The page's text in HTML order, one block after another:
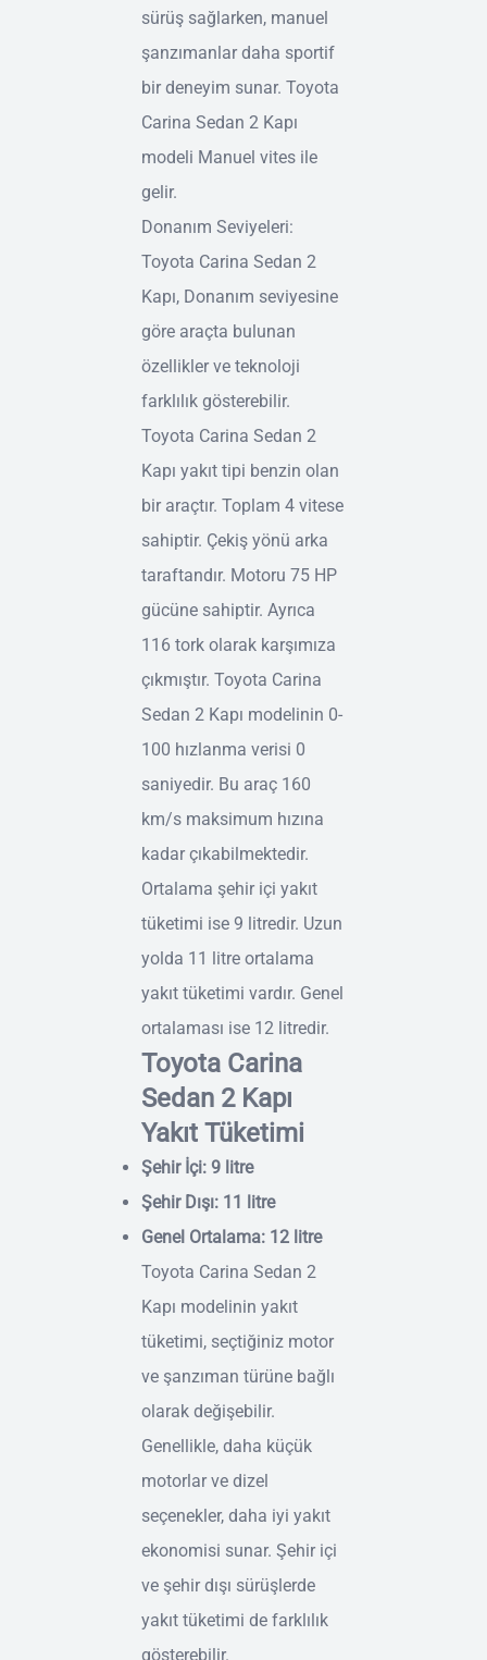
sürüş sağlarken, manuel
şanzımanlar daha sportif
bir deneyim sunar. Toyota
Carina Sedan 2 Kapı
modeli Manuel vites ile
gelir.
Donanım Seviyeleri:
Toyota Carina Sedan 2
Kapı, Donanım seviyesine
göre araçta bulunan
özellikler ve teknoloji
farklılık gösterebilir.
Toyota Carina Sedan 2
Kapı yakıt tipi benzin olan
bir araçtır. Toplam 4 vitese
sahiptir. Çekiş yönü arka
taraftandır. Motoru 75 HP
gücüne sahiptir. Ayrıca
116 tork olarak karşımıza
çıkmıştır. Toyota Carina
Sedan 2 Kapı modelinin 0-
100 hızlanma verisi 0
saniyedir. Bu araç 160
km/s maksimum hızına
kadar çıkabilmektedir.
Ortalama şehir içi yakıt
tüketimi ise 9 litredir. Uzun
yolda 11 litre ortalama
yakıt tüketimi vardır. Genel
ortalaması ise 12 litredir.
Toyota Carina
Sedan 2 Kapı
Yakıt Tüketimi
Şehir İçi: 9 litre
Şehir Dışı: 11 litre
Genel Ortalama: 12 litre
Toyota Carina Sedan 2
Kapı modelinin yakıt
tüketimi, seçtiğiniz motor
ve şanzıman türüne bağlı
olarak değişebilir.
Genellikle, daha küçük
motorlar ve dizel
seçenekler, daha iyi yakıt
ekonomisi sunar. Şehir içi
ve şehir dışı sürüşlerde
yakıt tüketimi de farklılık
gösterebilir.